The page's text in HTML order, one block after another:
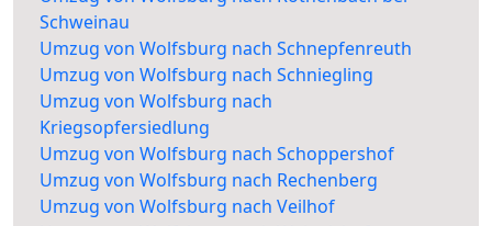
Schweinau
Umzug von Wolfsburg nach Schnepfenreuth
Umzug von Wolfsburg nach Schniegling
Umzug von Wolfsburg nach
Kriegsopfersiedlung
Umzug von Wolfsburg nach Schoppershof
Umzug von Wolfsburg nach Rechenberg
Umzug von Wolfsburg nach Veilhof